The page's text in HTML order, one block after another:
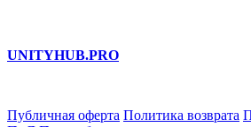
UNITYHUB.PRO
Публичная оферта Политика возврата